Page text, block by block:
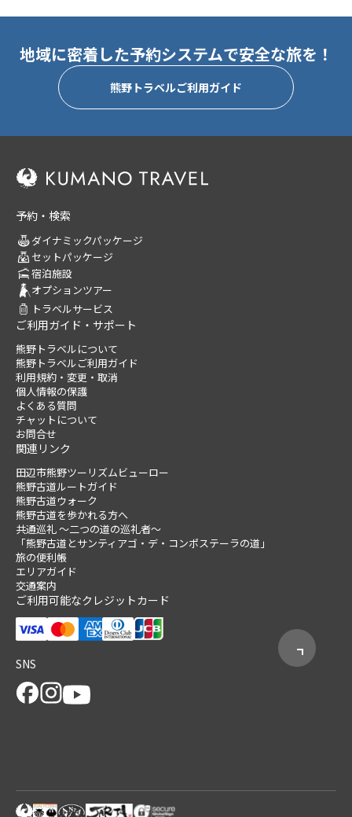
地域に密着した予約システムで安全な旅を！
熊野トラベルご利用ガイド
予約・検索
ダイナミックパッケージ
セットパッケージ
宿泊施設
オプションツアー
トラベルサービス
ご利用ガイド・サポート
熊野トラベルについて
熊野トラベルご利用ガイド
利用規約・変更・取消
個人情報の保護
よくある質問
チャットについて
お問合せ
関連リンク
田辺市熊野ツーリズムビューロー
熊野古道ルートガイド
熊野古道ウォーク
熊野古道を歩かれる方へ
共通巡礼 ～二つの道の巡礼者～
「熊野古道とサンティアゴ・デ・コンポステーラの道」
旅の便利帳
エリアガイド
交通案内
ご利用可能なクレジットカード
SNS